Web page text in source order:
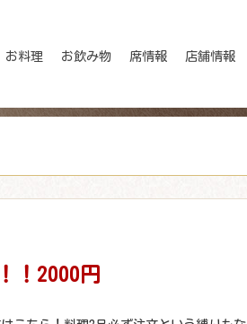
お料理 お飲み物 席情報 店舗情報
！2000円